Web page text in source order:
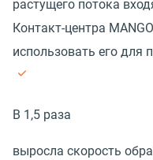
растущего потока
Контакт-центра
использовать его для
В 1,5 раза
выросла скорость